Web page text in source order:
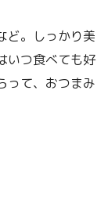
ど。しっかり美
いつ食べても好
って、おつまみ